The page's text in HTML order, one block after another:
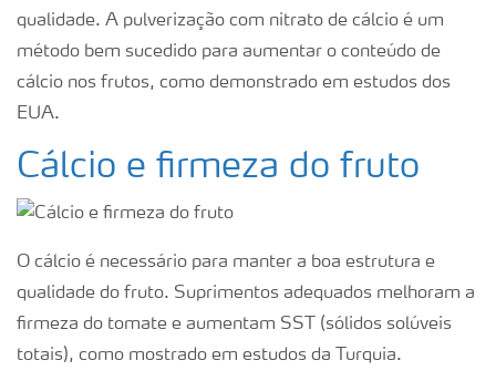
qualidade. A pulverização com nitrato de cálcio é um
método bem sucedido para aumentar o conteúdo de
cálcio nos frutos, como demonstrado em estudos dos
EUA.
Cálcio e firmeza do fruto
O cálcio é necessário para manter a boa estrutura e
qualidade do fruto. Suprimentos adequados melhoram a
firmeza do tomate e aumentam SST (sólidos solúveis
totais), como mostrado em estudos da Turquia.